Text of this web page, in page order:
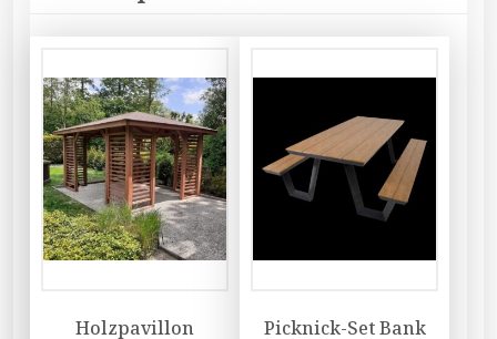
Holzpavillon
Picknick-Set Bank